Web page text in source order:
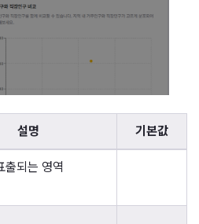
설명 기본값
출되는 영역